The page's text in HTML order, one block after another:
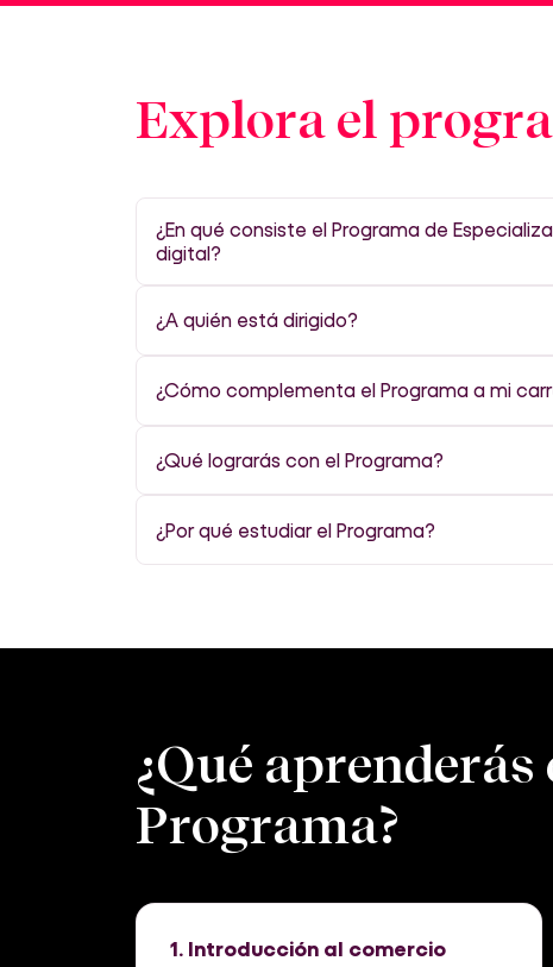
Explora el
¿En qué consiste el Programa de
digital?
¿A quién está dirigido?
¿Cómo complementa el Programa a mi
¿Qué lograrás con el Programa?
¿Por qué estudiar el Programa?
¿Qué aprenderás
Programa?
1. Introducción al comercio